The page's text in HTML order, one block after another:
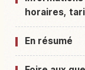
horaires,
En résumé